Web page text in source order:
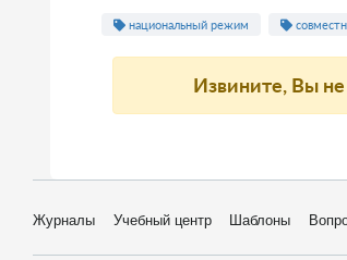
национальный режим
Извините, Вы
Журналы Учебный центр Шаблоны